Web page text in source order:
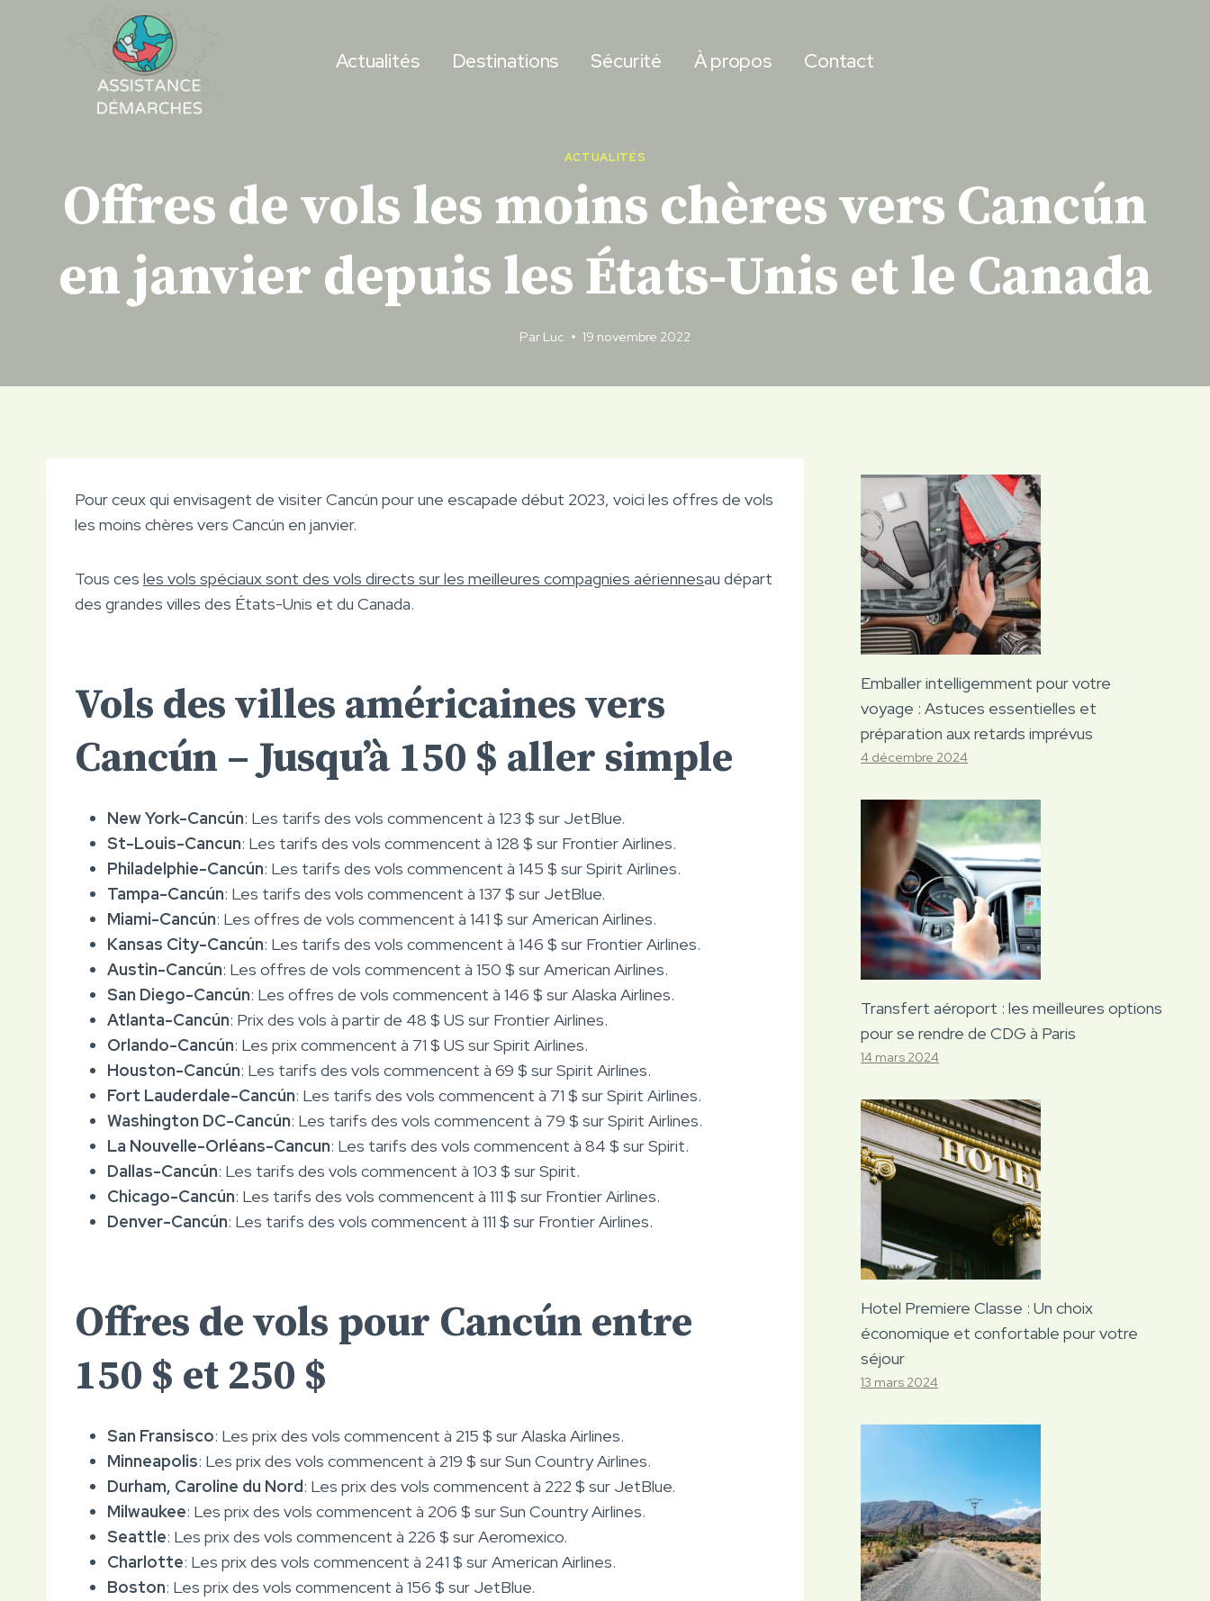
Actualités Destinations Sécurité À propos Contact
ACTUALITÉS
Offres de vols les moins chères vers Cancún
en janvier depuis les États-Unis et le Canada
Par Luc 19 novembre 2022
Pour ceux qui envisagent de visiter Cancún pour une escapade début 2023, voici les offres de vols
les moins chères vers Cancún en janvier.
Tous ces les vols spéciaux sont des vols directs sur les meilleures compagnies aériennesau départ
des grandes villes des États-Unis et du Canada.
Vols des villes américaines vers
Cancún – Jusqu’à 150 $ aller simple
New York-Cancún: Les tarifs des vols commencent à 123 $ sur JetBlue.
St-Louis-Cancun: Les tarifs des vols commencent à 128 $ sur Frontier Airlines.
Philadelphie-Cancún: Les tarifs des vols commencent à 145 $ sur Spirit Airlines.
Tampa-Cancún: Les tarifs des vols commencent à 137 $ sur JetBlue.
Miami-Cancún: Les offres de vols commencent à 141 $ sur American Airlines.
Kansas City-Cancún: Les tarifs des vols commencent à 146 $ sur Frontier Airlines.
Austin-Cancún: Les offres de vols commencent à 150 $ sur American Airlines.
San Diego-Cancún: Les offres de vols commencent à 146 $ sur Alaska Airlines.
Atlanta-Cancún: Prix des vols à partir de 48 $ US sur Frontier Airlines.
Orlando-Cancún: Les prix commencent à 71 $ US sur Spirit Airlines.
Houston-Cancún: Les tarifs des vols commencent à 69 $ sur Spirit Airlines.
Fort Lauderdale-Cancún: Les tarifs des vols commencent à 71 $ sur Spirit Airlines.
Washington DC-Cancún: Les tarifs des vols commencent à 79 $ sur Spirit Airlines.
La Nouvelle-Orléans-Cancun: Les tarifs des vols commencent à 84 $ sur Spirit.
Dallas-Cancún: Les tarifs des vols commencent à 103 $ sur Spirit.
Chicago-Cancún: Les tarifs des vols commencent à 111 $ sur Frontier Airlines.
Denver-Cancún: Les tarifs des vols commencent à 111 $ sur Frontier Airlines.
Offres de vols pour Cancún entre
150 $ et 250 $
San Fransisco: Les prix des vols commencent à 215 $ sur Alaska Airlines.
Minneapolis: Les prix des vols commencent à 219 $ sur Sun Country Airlines.
Durham, Caroline du Nord: Les prix des vols commencent à 222 $ sur JetBlue.
Milwaukee: Les prix des vols commencent à 206 $ sur Sun Country Airlines.
Seattle: Les prix des vols commencent à 226 $ sur Aeromexico.
Charlotte: Les prix des vols commencent à 241 $ sur American Airlines.
Boston: Les prix des vols commencent à 156 $ sur JetBlue.
Emballer intelligemment pour votre
voyage : Astuces essentielles et
préparation aux retards imprévus
4 décembre 2024
Transfert aéroport : les meilleures options
pour se rendre de CDG à Paris
14 mars 2024
Hotel Premiere Classe : Un choix
économique et confortable pour votre
séjour
13 mars 2024